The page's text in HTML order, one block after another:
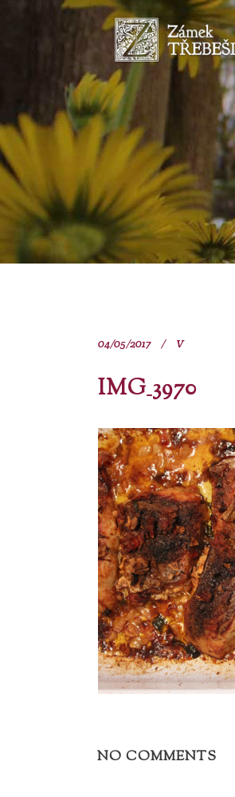
04/05/2017 V
IMG_3970
NO COMMENTS